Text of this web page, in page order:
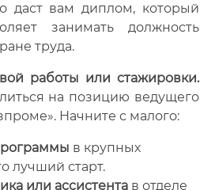
даст вам диплом, который
занимать должность
труда.
работы или стажировки.
на позицию ведущего
Начните с малого:
в крупных
лучший старт.
или ассистента в отделе